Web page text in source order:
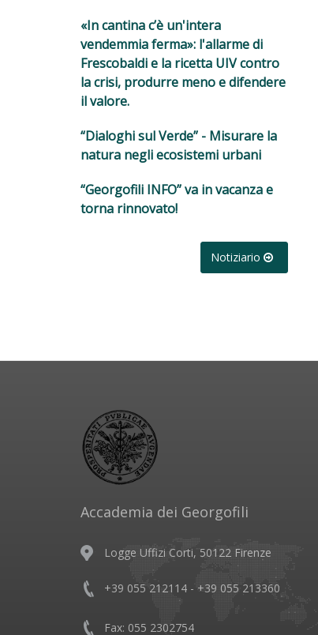
«In cantina c’è un'intera
vendemmia ferma»: l'allarme di
Frescobaldi e la ricetta UIV contro
la crisi, produrre meno e difendere
il valore.
“Dialoghi sul Verde” - Misurare la
natura negli ecosistemi urbani
“Georgofili INFO” va in vacanza e
torna rinnovato!
Notiziario
Accademia dei Georgofili
Logge Uffizi Corti, 50122 Firenze
+39 055 212114 - +39 055 213360
Fax: 055 2302754